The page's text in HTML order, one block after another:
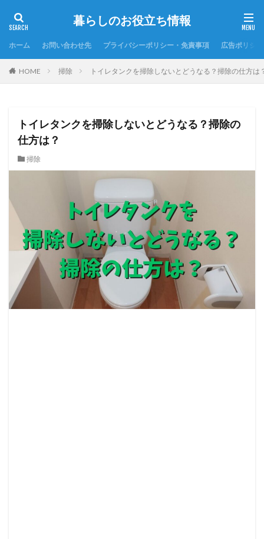
暮らしのお役立ち情報
ホーム お問い合わせ先 プライバシーポリシー・免責事項 広告ポリシー
HOME 掃除 トイレタンクを掃除しないとどうなる？掃除の仕方は
トイレタンクを掃除しないとどうなる？掃除の
仕方は？
掃除